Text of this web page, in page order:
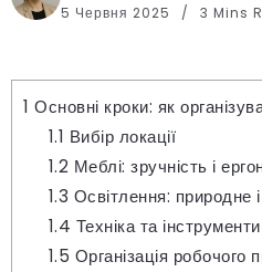
5 Червня 2025 3 Mins
1 Основні кроки: як
1.1 Вибір локації
1.2 Меблі: зручність і
1.3 Освітлення: природне
1.4 Техніка та інструменти
1.5 Організація робочого